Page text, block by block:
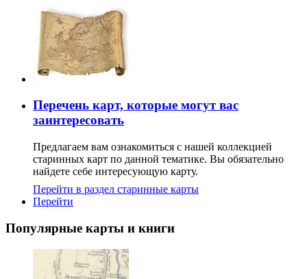
Перечень карт, которые могут вас
заинтересовать
Предлагаем вам ознакомиться с нашей коллекцией
старинных карт по данной тематике. Вы обязательно
найдете себе интересующую карту.
Перейти в раздел старинные карты
Перейти
Популярные карты и книги